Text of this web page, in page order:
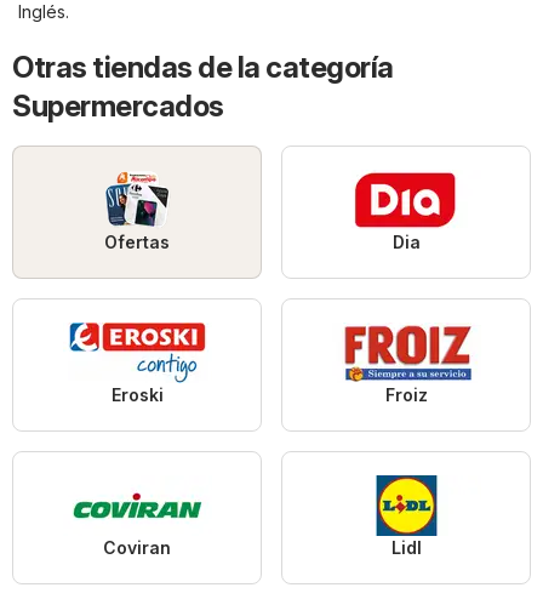
Inglés.
Otras tiendas de la categoría
Supermercados
Ofertas Dia
Eroski Froiz
Coviran Lidl